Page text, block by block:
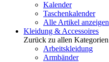
Kalender
Taschenkalender
Alle Artikel anzeigen
Kleidung & Accessoires
Zurück zu allen Kategorien
Arbeitskleidung
Armbänder